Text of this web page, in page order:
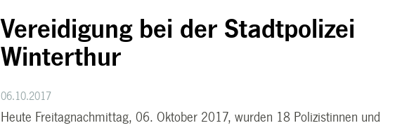
Vereidigung bei der Stadtpolizei
Winterthur
06.10.2017
Heute Freitagnachmittag, 06. Oktober 2017, wurden 18 Polizistinnen und